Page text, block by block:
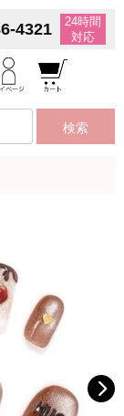
4321
24時間
対応
検索